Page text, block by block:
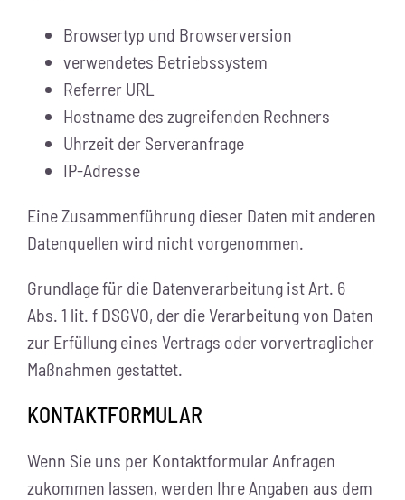
Browsertyp und Browserversion
verwendetes Betriebssystem
Referrer URL
Hostname des zugreifenden Rechners
Uhrzeit der Serveranfrage
IP-Adresse
Eine Zusammenführung dieser Daten mit anderen
Datenquellen wird nicht vorgenommen.
Grundlage für die Datenverarbeitung ist Art. 6
Abs. 1 lit. f DSGVO, der die Verarbeitung von Daten
zur Erfüllung eines Vertrags oder vorvertraglicher
Maßnahmen gestattet.
KONTAKTFORMULAR
Wenn Sie uns per Kontaktformular Anfragen
zukommen lassen, werden Ihre Angaben aus dem